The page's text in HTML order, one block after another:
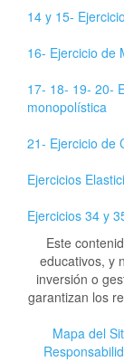
14 y 15-
16- Ejercicio de
17- 18- 19- 20-
monopolística
21- Ejercicio de
Ejercicios
Ejercicios 34 y
Este
educativos, y
inversión o
garantizan los
Mapa del